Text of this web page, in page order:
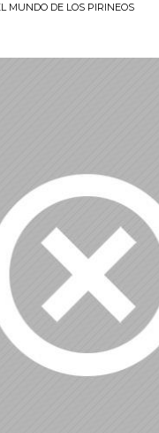
MUNDO DE LOS PIRINEOS